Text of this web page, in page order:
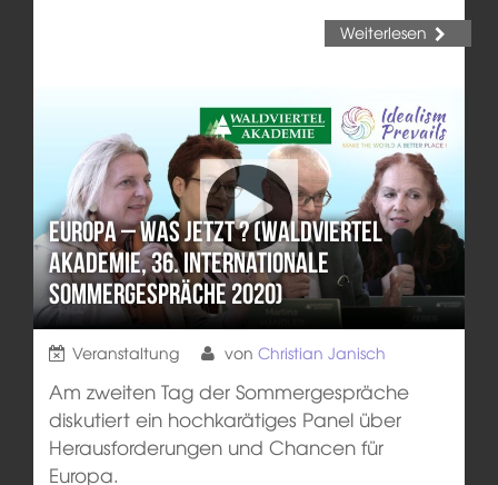
Weiterlesen
Europa – Was jetzt ? (Waldviertel
Akademie, 36. Internationale
Sommergespräche 2020)
Veranstaltung von Christian Janisch
Am zweiten Tag der Sommergespräche
diskutiert ein hochkarätiges Panel über
Herausforderungen und Chancen für
Europa.